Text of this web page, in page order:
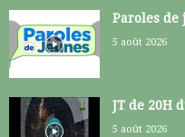
Paroles de
5 août 2026
JT de 20H
5 août 2026